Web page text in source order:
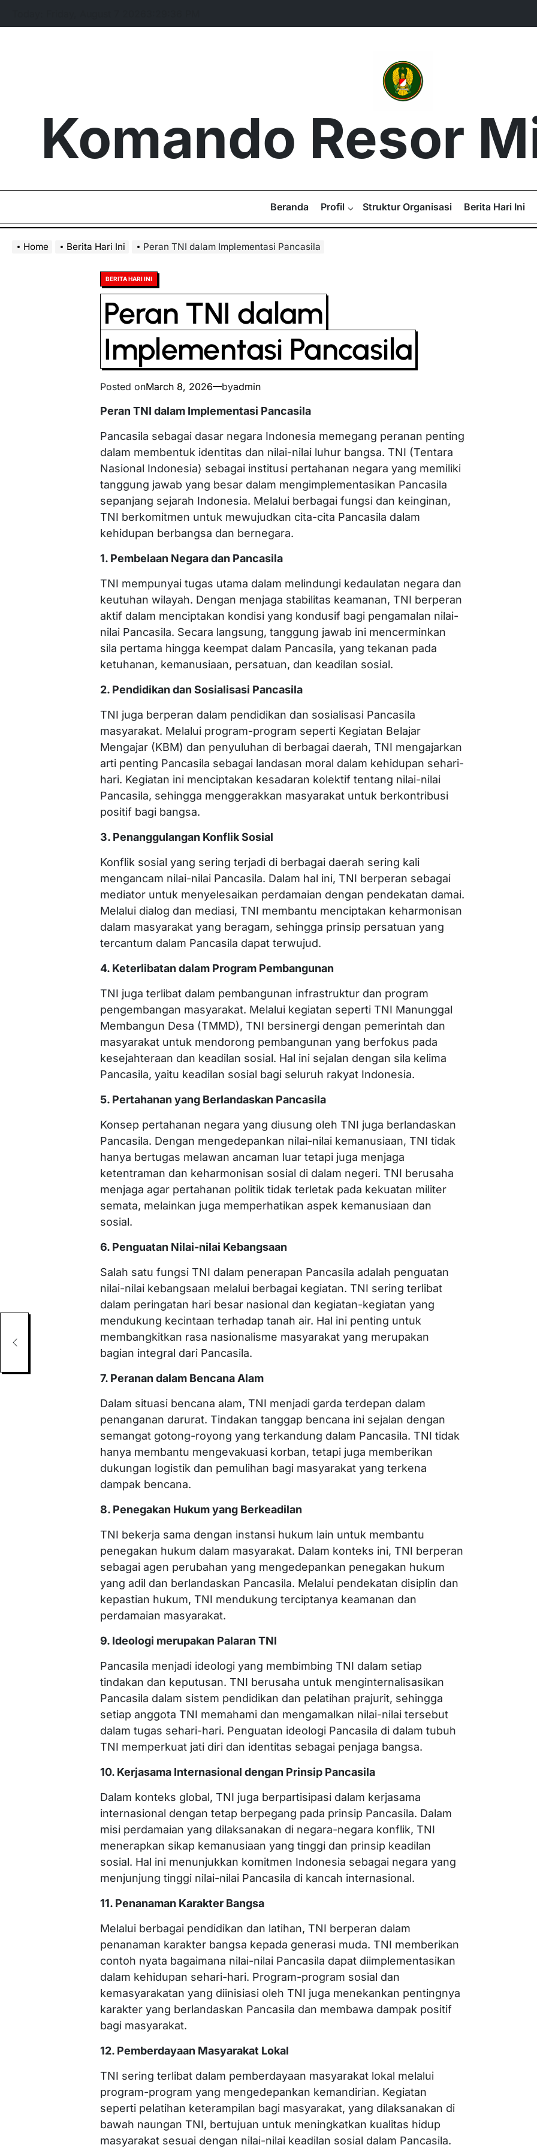
Komando Resor
Beranda Profil Struktur Organisasi Berita Hari Ini
Home Berita Hari Ini Peran TNI dalam Implementasi Pancasila
Posted
in
BERITA HARI INI
Peran TNI dalam
Implementasi Pancasila
Posted onMarch 8, 2026 byadmin
Peran TNI dalam Implementasi Pancasila
Pancasila sebagai dasar negara Indonesia memegang peranan penting
dalam membentuk identitas dan nilai-nilai luhur bangsa. TNI (Tentara
Nasional Indonesia) sebagai institusi pertahanan negara yang memiliki
tanggung jawab yang besar dalam mengimplementasikan Pancasila
sepanjang sejarah Indonesia. Melalui berbagai fungsi dan keinginan,
TNI berkomitmen untuk mewujudkan cita-cita Pancasila dalam
kehidupan berbangsa dan bernegara.
1. Pembelaan Negara dan Pancasila
TNI mempunyai tugas utama dalam melindungi kedaulatan negara dan
keutuhan wilayah. Dengan menjaga stabilitas keamanan, TNI berperan
aktif dalam menciptakan kondisi yang kondusif bagi pengamalan nilai-
nilai Pancasila. Secara langsung, tanggung jawab ini mencerminkan
sila pertama hingga keempat dalam Pancasila, yang tekanan pada
ketuhanan, kemanusiaan, persatuan, dan keadilan sosial.
2. Pendidikan dan Sosialisasi Pancasila
TNI juga berperan dalam pendidikan dan sosialisasi Pancasila
masyarakat. Melalui program-program seperti Kegiatan Belajar
Mengajar (KBM) dan penyuluhan di berbagai daerah, TNI mengajarkan
arti penting Pancasila sebagai landasan moral dalam kehidupan sehari-
hari. Kegiatan ini menciptakan kesadaran kolektif tentang nilai-nilai
Pancasila, sehingga menggerakkan masyarakat untuk berkontribusi
positif bagi bangsa.
3. Penanggulangan Konflik Sosial
Konflik sosial yang sering terjadi di berbagai daerah sering kali
mengancam nilai-nilai Pancasila. Dalam hal ini, TNI berperan sebagai
mediator untuk menyelesaikan perdamaian dengan pendekatan damai.
Melalui dialog dan mediasi, TNI membantu menciptakan keharmonisan
dalam masyarakat yang beragam, sehingga prinsip persatuan yang
tercantum dalam Pancasila dapat terwujud.
4. Keterlibatan dalam Program Pembangunan
TNI juga terlibat dalam pembangunan infrastruktur dan program
pengembangan masyarakat. Melalui kegiatan seperti TNI Manunggal
Membangun Desa (TMMD), TNI bersinergi dengan pemerintah dan
masyarakat untuk mendorong pembangunan yang berfokus pada
kesejahteraan dan keadilan sosial. Hal ini sejalan dengan sila kelima
Pancasila, yaitu keadilan sosial bagi seluruh rakyat Indonesia.
5. Pertahanan yang Berlandaskan Pancasila
Konsep pertahanan negara yang diusung oleh TNI juga berlandaskan
Pancasila. Dengan mengedepankan nilai-nilai kemanusiaan, TNI tidak
hanya bertugas melawan ancaman luar tetapi juga menjaga
ketentraman dan keharmonisan sosial di dalam negeri. TNI berusaha
menjaga agar pertahanan politik tidak terletak pada kekuatan militer
semata, melainkan juga memperhatikan aspek kemanusiaan dan
sosial.
6. Penguatan Nilai-nilai Kebangsaan
Salah satu fungsi TNI dalam penerapan Pancasila adalah penguatan
nilai-nilai kebangsaan melalui berbagai kegiatan. TNI sering terlibat
dalam peringatan hari besar nasional dan kegiatan-kegiatan yang
mendukung kecintaan terhadap tanah air. Hal ini penting untuk
membangkitkan rasa nasionalisme masyarakat yang merupakan
bagian integral dari Pancasila.
7. Peranan dalam Bencana Alam
Dalam situasi bencana alam, TNI menjadi garda terdepan dalam
penanganan darurat. Tindakan tanggap bencana ini sejalan dengan
semangat gotong-royong yang terkandung dalam Pancasila. TNI tidak
hanya membantu mengevakuasi korban, tetapi juga memberikan
dukungan logistik dan pemulihan bagi masyarakat yang terkena
dampak bencana.
8. Penegakan Hukum yang Berkeadilan
TNI bekerja sama dengan instansi hukum lain untuk membantu
penegakan hukum dalam masyarakat. Dalam konteks ini, TNI berperan
sebagai agen perubahan yang mengedepankan penegakan hukum
yang adil dan berlandaskan Pancasila. Melalui pendekatan disiplin dan
kepastian hukum, TNI mendukung terciptanya keamanan dan
perdamaian masyarakat.
9. Ideologi merupakan Palaran TNI
Pancasila menjadi ideologi yang membimbing TNI dalam setiap
tindakan dan keputusan. TNI berusaha untuk menginternalisasikan
Pancasila dalam sistem pendidikan dan pelatihan prajurit, sehingga
setiap anggota TNI memahami dan mengamalkan nilai-nilai tersebut
dalam tugas sehari-hari. Penguatan ideologi Pancasila di dalam tubuh
TNI memperkuat jati diri dan identitas sebagai penjaga bangsa.
10. Kerjasama Internasional dengan Prinsip Pancasila
Dalam konteks global, TNI juga berpartisipasi dalam kerjasama
internasional dengan tetap berpegang pada prinsip Pancasila. Dalam
misi perdamaian yang dilaksanakan di negara-negara konflik, TNI
menerapkan sikap kemanusiaan yang tinggi dan prinsip keadilan
sosial. Hal ini menunjukkan komitmen Indonesia sebagai negara yang
menjunjung tinggi nilai-nilai Pancasila di kancah internasional.
11. Penanaman Karakter Bangsa
Melalui berbagai pendidikan dan latihan, TNI berperan dalam
penanaman karakter bangsa kepada generasi muda. TNI memberikan
contoh nyata bagaimana nilai-nilai Pancasila dapat diimplementasikan
dalam kehidupan sehari-hari. Program-program sosial dan
kemasyarakatan yang diinisiasi oleh TNI juga menekankan pentingnya
karakter yang berlandaskan Pancasila dan membawa dampak positif
bagi masyarakat.
12. Pemberdayaan Masyarakat Lokal
TNI sering terlibat dalam pemberdayaan masyarakat lokal melalui
program-program yang mengedepankan kemandirian. Kegiatan
seperti pelatihan keterampilan bagi masyarakat, yang dilaksanakan di
bawah naungan TNI, bertujuan untuk meningkatkan kualitas hidup
masyarakat sesuai dengan nilai-nilai keadilan sosial dalam Pancasila.